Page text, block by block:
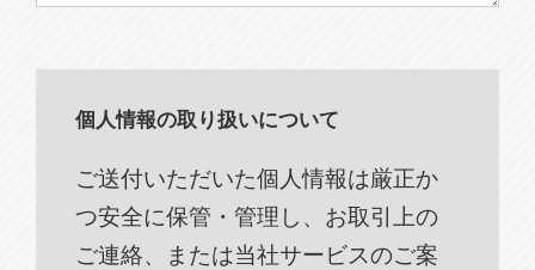
個人情報の取り扱いについて
ご送付いただいた個人情報は厳正か
つ安全に保管・管理し、お取引上の
ご連絡、または当社サービスのご案